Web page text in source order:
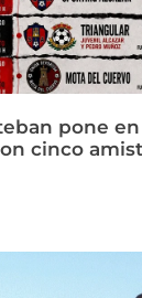
pone
cinco